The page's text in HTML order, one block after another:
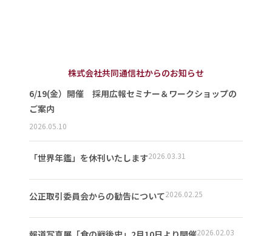
株式会社共同通信社からのお知らせ
6/19(金）開催 採用広報セミナー＆ワークショップの
ご案内
2026.05.10
「世界年鑑」を休刊いたします2026.03.31
公正取引委員会からの勧告について2026.02.25
2026.02.03